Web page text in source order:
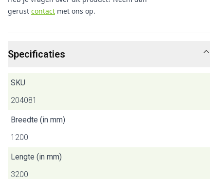
gerust contact met ons op.
Specificaties
SKU
204081
Breedte (in mm)
1200
Lengte (in mm)
3200